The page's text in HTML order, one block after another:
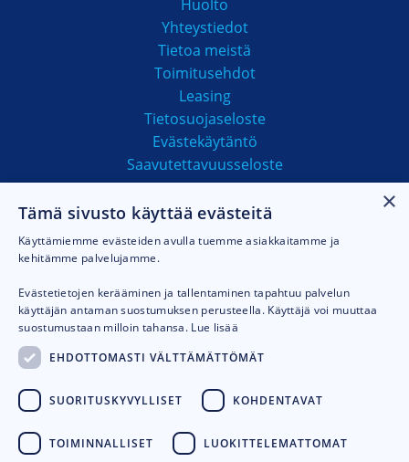
Huolto
Yhteystiedot
Tietoa meistä
Toimitusehdot
Leasing
Tietosuojaseloste
Evästekäytäntö
Saavutettavuusseloste
MAKSUTAVAT
×
Tämä sivusto käyttää evästeitä
Käyttämiemme evästeiden avulla tuemme asiakkaitamme ja
kehitämme palvelujamme.
Evästetietojen kerääminen ja tallentaminen tapahtuu palvelun
käyttäjän antaman suostumuksen perusteella. Käyttäjä voi muuttaa
suostumustaan milloin tahansa. Lue lisää
EHDOTTOMASTI VÄLTTÄMÄTTÖMÄT
SUORITUSKYVYLLISET KOHDENTAVAT
TOIMINNALLISET LUOKITTELEMATTOMAT